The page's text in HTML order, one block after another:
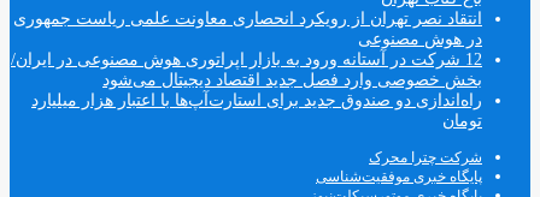
انتقاد نصر تهران از رویکرد انحصاری معاونت علمی ریاست جمهوری
در هوش مصنوعی
12 شرکت در آستانه ورود به بازار اپراتوری هوش مصنوعی در ایران/
بخش خصوصی وارد فصل جدید اقتصاد دیجیتال می‌شود
راه‌اندازی دو صندوق جدید برای استارت‌آپ‌ها با اعتبار هزار میلیارد
تومان
شرکت چترا محرک
پایگاه خبری موفقیت‌شناسی